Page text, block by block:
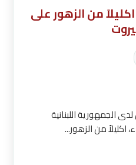
من الزهور على
الجمهورية اللبنانية
اكليلاً من الزهور...